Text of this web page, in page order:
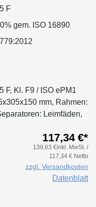
F
gem. ISO 16890
F, Kl. F9 / ISO ePM1
mm, Rahmen:
Leimfäden,
größere Luftmenge,
&
117,34 €*
139,63 €inkl. MwSt. /
117,34 € Netto
zzgl. Versandkosten
Datenblatt